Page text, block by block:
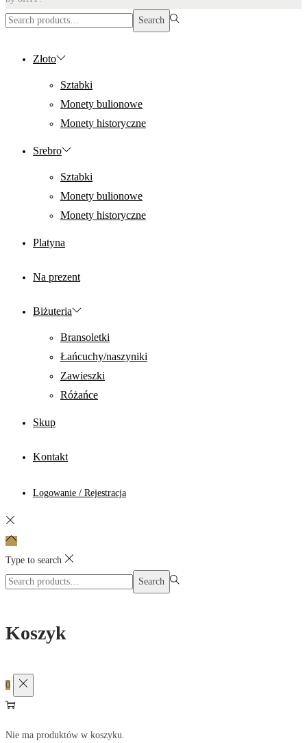
Search
Search
Złoto
Sztabki
Monety bulionowe
Monety historyczne
Srebro
Sztabki
Monety bulionowe
Monety historyczne
Platyna
Na prezent
Biżuteria
Bransoletki
Łańcuchy/naszyniki
Zawieszki
Różańce
Skup
Kontakt
Logowanie / Rejestracja
Type to search
Search
Search
Koszyk
0
Nie ma produktów w koszyku.